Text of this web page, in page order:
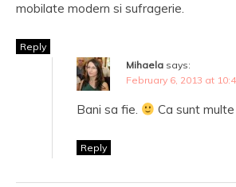
mobilate modern si sufragerie.
Reply
Mihaela says:
February 6, 2013 at
Bani sa fie. Ca sunt
Reply